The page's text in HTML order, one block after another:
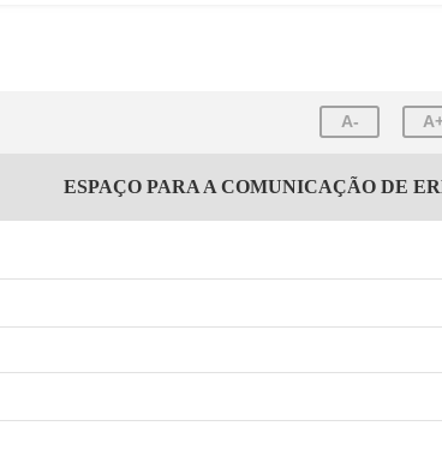
A-
ESPAÇO PARA A COMUNICAÇÃO DE